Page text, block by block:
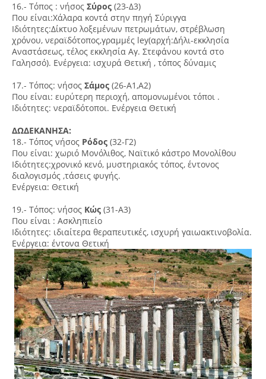
16.- Τόπος : νήσος Σύρος (23-Δ3)
Που είναι:Χάλαρα κοντά στην πηγή Σύριγγα
Ιδιότητες:Δίκτυο λοξεμένων πετρωμάτων, στρέβλωση
χρόνου, νεραϊδότοπος,γραμμές ley(αρχή:Δήλι-εκκλησία
Αναστάσεως, τέλος εκκλησία Αγ. Στεφάνου κοντά στο
Γαλησσό). Ενέργεια: ισχυρά Θετική , τόπος δύναμις
17.- Τόπος: νήσος Σάμος (26-Α1,Α2)
Που είναι: ευρύτερη περιοχή, απομονωμένοι τόποι .
Ιδιότητες: νεραϊδότοποι. Ενέργεια Θετική
ΔΩΔΕΚΑΝΗΣΑ:
18.- Τόπος νήσος Ρόδος (32-Γ2)
Που είναι: χωριό Μονόλιθος, Ναϊτικό κάστρο Μονολίθου
Ιδιότητες:χρονικό κενό, μυστηριακός τόπος, έντονος
διαλογισμός ,τάσεις φυγής.
Ενέργεια: Θετική
19.- Τόπος: νήσος Κώς (31-Α3)
Που είναι : Ασκληπιείο
Ιδιότητες: ιδιαίτερα θεραπευτικές, ισχυρή γαιωακτινοβολία.
Ενέργεια: έντονα Θετική